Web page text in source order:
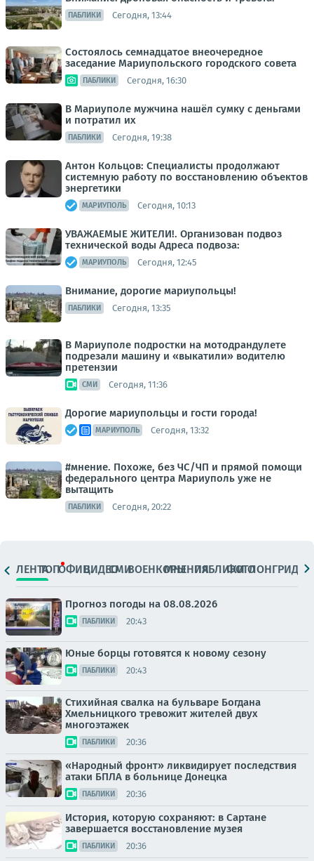
ПАБЛИКИ Сегодня, 13:44
Состоялось семнадцатое внеочередное
заседание Мариупольского городского совета
ПАБЛИКИ Сегодня, 16:30
В Мариуполе мужчина нашёл сумку с деньгами
и потратил их
ПАБЛИКИ Сегодня, 19:38
Антон Кольцов: Специалисты продолжают
системную работу по восстановлению объектов
энергетики
МАРИУПОЛЬ Сегодня, 10:13
УВАЖАЕМЫЕ ЖИТЕЛИ!. Организован подвоз
технической воды Адреса подвоза:
МАРИУПОЛЬ Сегодня, 12:45
Внимание, дорогие мариупольцы!
ПАБЛИКИ Сегодня, 13:35
В Мариуполе подростки на мотодрандулете
подрезали машину и «выкатили» водителю
претензии
СМИ Сегодня, 11:36
Дорогие мариупольцы и гости города!
МАРИУПОЛЬ Сегодня, 13:32
#мнение. Похоже, без ЧС/ЧП и прямой помощи
федерального центра Мариуполь уже не
вытащить
ПАБЛИКИ Сегодня, 20:22
ЛЕНТАТОПОФИЦ.ВИДЕОСМИВОЕНКОРЫМНЕНИЯПАБЛИКИ
ФОТОЛОНГРИДЫ
Прогноз погоды на 08.08.2026
ПАБЛИКИ 20:43
Юные борцы готовятся к новому сезону
ПАБЛИКИ 20:43
Стихийная свалка на бульваре Богдана
Хмельницкого тревожит жителей двух
многоэтажек
ПАБЛИКИ 20:36
«Народный фронт» ликвидирует последствия
атаки БПЛА в больнице Донецка
ПАБЛИКИ 20:36
История, которую сохраняют: в Сартане
завершается восстановление музея
ПАБЛИКИ 20:36